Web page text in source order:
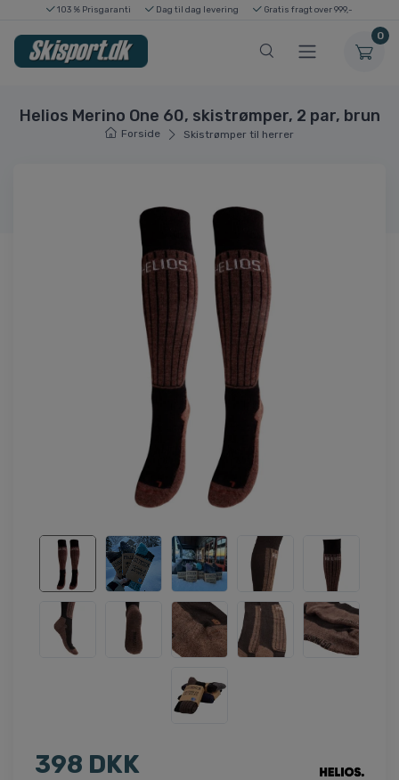
103 % Prisgaranti Dag til dag levering Gratis fragt over 999,-
0
Helios Merino One 60, skistrømper, 2 par, brun
Forside Skistrømper til herrer
398 DKK